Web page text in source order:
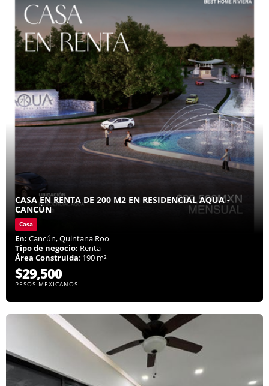
CASA EN RENTA DE 200 M2 EN RESIDENCIAL AQUA -
CANCÚN
Casa
En: Cancún, Quintana Roo
Tipo de negocio: Renta
Área Construida: 190 m²
$29,500
PESOS MEXICANOS